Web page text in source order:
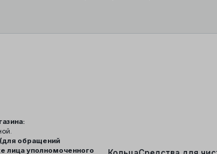
обращений
лица уполномоченного